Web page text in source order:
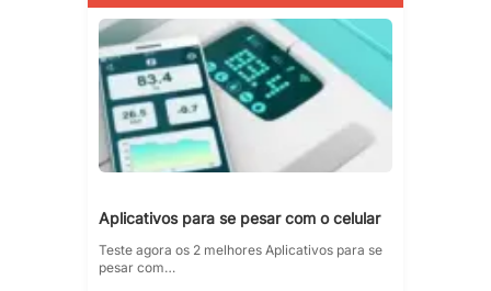
Aplicativos para se pesar com o celular
Teste agora os 2 melhores Aplicativos para se
pesar com…